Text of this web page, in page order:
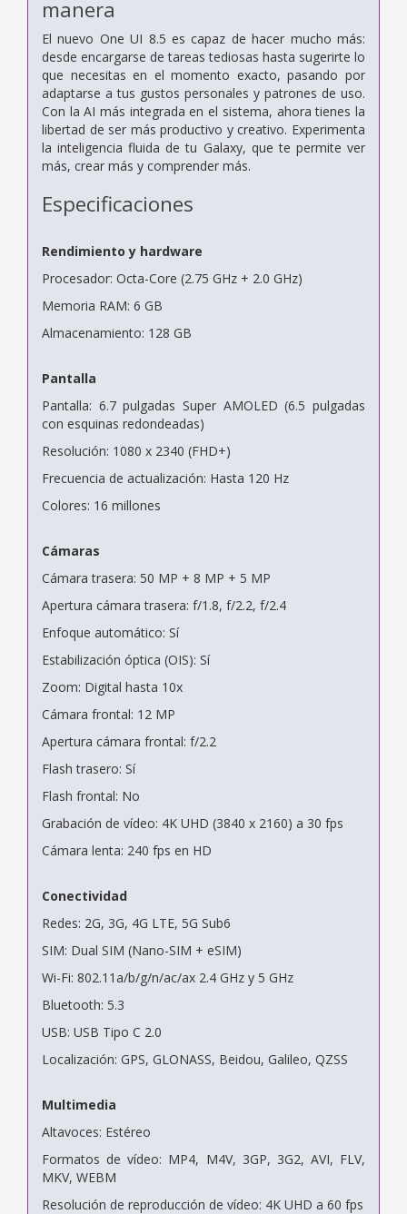
manera
El nuevo One UI 8.5 es capaz de hacer mucho más:
desde encargarse de tareas tediosas hasta sugerirte lo
que necesitas en el momento exacto, pasando por
adaptarse a tus gustos personales y patrones de uso.
Con la AI más integrada en el sistema, ahora tienes la
libertad de ser más productivo y creativo. Experimenta
la inteligencia fluida de tu Galaxy, que te permite ver
más, crear más y comprender más.
Especificaciones
Rendimiento y hardware
Procesador: Octa-Core (2.75 GHz + 2.0 GHz)
Memoria RAM: 6 GB
Almacenamiento: 128 GB
Pantalla
Pantalla: 6.7 pulgadas Super AMOLED (6.5 pulgadas
con esquinas redondeadas)
Resolución: 1080 x 2340 (FHD+)
Frecuencia de actualización: Hasta 120 Hz
Colores: 16 millones
Cámaras
Cámara trasera: 50 MP + 8 MP + 5 MP
Apertura cámara trasera: f/1.8, f/2.2, f/2.4
Enfoque automático: Sí
Estabilización óptica (OIS): Sí
Zoom: Digital hasta 10x
Cámara frontal: 12 MP
Apertura cámara frontal: f/2.2
Flash trasero: Sí
Flash frontal: No
Grabación de vídeo: 4K UHD (3840 x 2160) a 30 fps
Cámara lenta: 240 fps en HD
Conectividad
Redes: 2G, 3G, 4G LTE, 5G Sub6
SIM: Dual SIM (Nano-SIM + eSIM)
Wi-Fi: 802.11a/b/g/n/ac/ax 2.4 GHz y 5 GHz
Bluetooth: 5.3
USB: USB Tipo C 2.0
Localización: GPS, GLONASS, Beidou, Galileo, QZSS
Multimedia
Altavoces: Estéreo
Formatos de vídeo: MP4, M4V, 3GP, 3G2, AVI, FLV,
MKV, WEBM
Resolución de reproducción de vídeo: 4K UHD a 60 fps